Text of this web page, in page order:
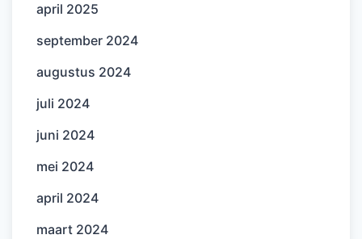
april 2025
september 2024
augustus 2024
juli 2024
juni 2024
mei 2024
april 2024
maart 2024